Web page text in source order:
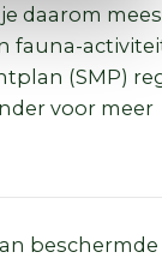
daarom
fauna-
(SMP)
voor meer
beschermde